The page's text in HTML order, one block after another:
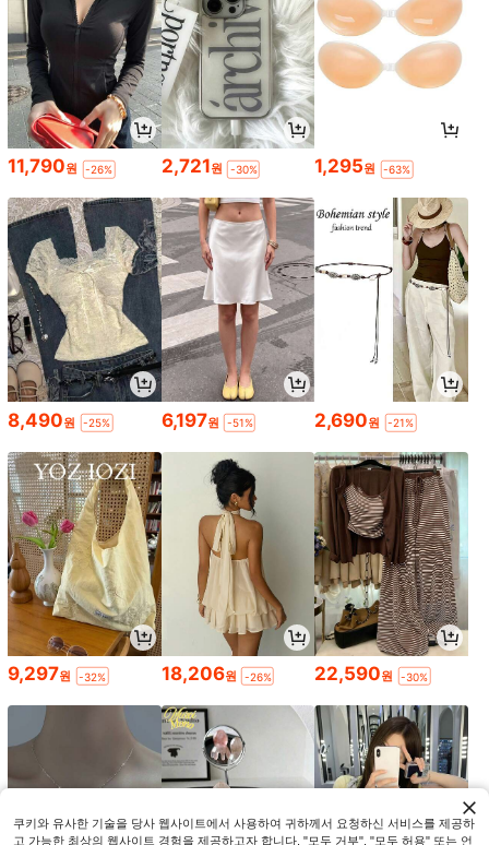
11,790원 -26% 2,721원 -30% 1,295원 -63%
8,490원 -25% 6,197원 -51% 2,690원 -21%
9,297원 -32% 18,206원 -26% 22,590원 -30%
쿠키와 유사한 기술을 당사 웹사이트에서 사용하여 귀하께서 요청하신 서비스를 제공하
고 가능한 최상의 웹사이트 경험을 제공하고자 합니다. "모두 거부", "모두 허용" 또는 언